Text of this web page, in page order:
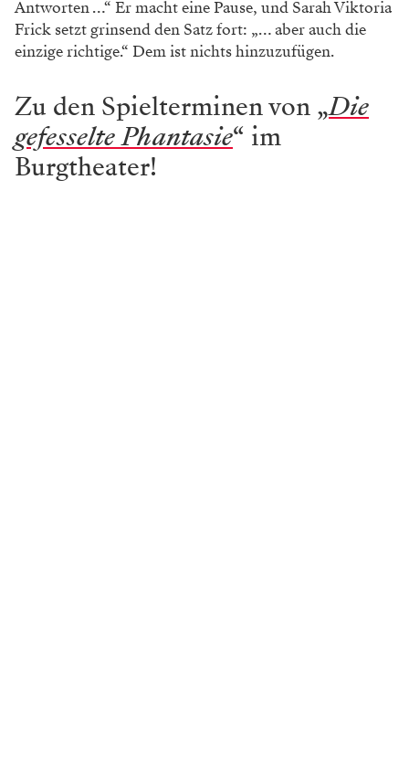
Antworten …“ Er macht eine Pause, und Sarah Viktoria
Frick setzt grinsend den Satz fort: „… aber auch die
einzige richtige.“ Dem ist nichts hinzuzufügen.
Zu den Spielterminen von „Die
gefesselte Phantasie“ im
Burgtheater!